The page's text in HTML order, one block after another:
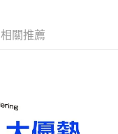
相關推薦